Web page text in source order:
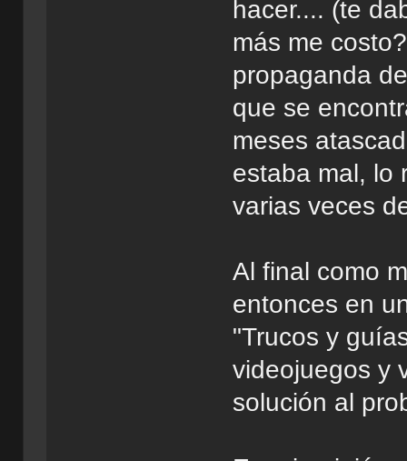
hacer.... (te
más me
propaganda
que se
meses
estaba mal, lo
varias veces
Al final como
entonces en
"Trucos y
videojuegos y
solución al